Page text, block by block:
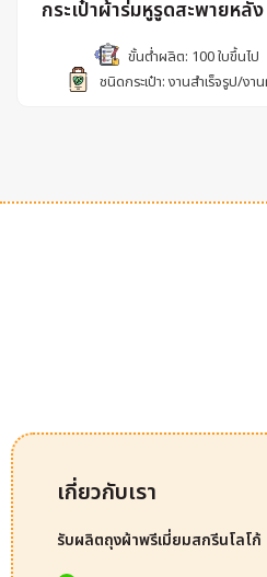
กระเป๋าผ้าร่มหูรูดสะพายหลั
ขั้นต่ำผลิต: 100 ใบขึ้นไป
ชนิดกระเป๋า: งานสำเร็จรูป/งา
เกี่ยวกับเรา
รับผลิตถุงผ้าพรีเมี่ยมสกรีนโลโ